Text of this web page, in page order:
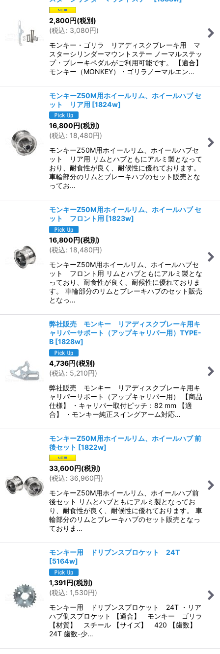
2,800円(税別)
(税込: 3,080円)
モンキー・ゴリラ リアディスクブレーキ用 マ
スターシリンダーマウントステー ノーマルステッ
プ・ブレーキペダルがご利用可能です。 【適合】
モンキー（MONKEY）・ゴリラノーマルエン…
モンキーZ50M用ホイールリム、ホイールハブ セ
ット リア用 [1824w]
16,800円(税別)
(税込: 18,480円)
モンキーZ50M用ホイールリム、ホイールハブセ
ット リア用 リムとハブともにアルミ製となって
おり、耐食性が良く、耐候性に優れております。
車輪部分のリムとブレーキハブのセット販売とな
ってお…
モンキーZ50M用ホイールリム、ホイールハブ セ
ット フロント用 [1823w]
16,800円(税別)
(税込: 18,480円)
モンキーZ50M用ホイールリム、ホイールハブセ
ット フロント用 リムとハブともにアルミ製とな
っており、耐食性が良く、耐候性に優れておりま
す。 車輪部分のリムとブレーキハブのセット販売
となっ…
弊社販売 モンキー リアディスクブレーキ用キ
ャリパーサポート（アップキャリパー用）TYPE-
B [1828w]
4,736円(税別)
(税込: 5,210円)
弊社販売 モンキー リアディスクブレーキ用キ
ャリパーサポート（アップキャリパー用） 【商品
仕様】 ・キャリパー取付ピッチ：82 mm 【適
合】 ・モンキー純正スイングアーム対応…
モンキーZ50M用ホイールリム、ホイールハブ 前
後セット [1822w]
33,600円(税別)
(税込: 36,960円)
モンキーZ50M用ホイールリム、ホイールハブ前
後セット リムとハブともにアルミ製となってお
り、耐食性が良く、耐候性に優れております。 車
輪部分のリムとブレーキハブのセット販売となっ
ておりま…
モンキー用 ドリブンスプロケット 24T
[5164w]
1,391円(税別)
(税込: 1,530円)
モンキー用 ドリブンスプロケット 24T ・リア
ハブ側スプロケット 【適合】 モンキー ゴリラ
【材質】 スチール 【サイズ】 420 【歯数】
24T 歯数-少…